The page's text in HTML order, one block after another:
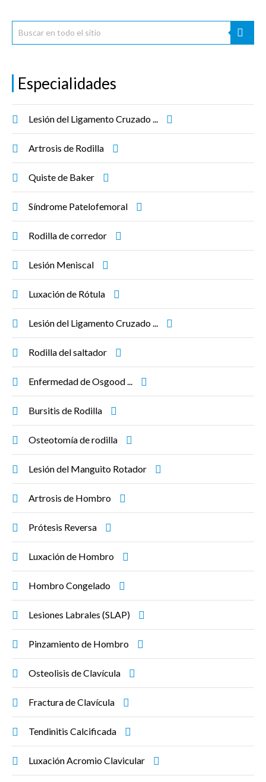
Especialidades
Lesión del Ligamento Cruzado ...
Artrosis de Rodilla
Quiste de Baker
Síndrome Patelofemoral
Rodilla de corredor
Lesión Meniscal
Luxación de Rótula
Lesión del Ligamento Cruzado ...
Rodilla del saltador
Enfermedad de Osgood ...
Bursitis de Rodilla
Osteotomía de rodilla
Lesión del Manguito Rotador
Artrosis de Hombro
Prótesis Reversa
Luxación de Hombro
Hombro Congelado
Lesiones Labrales (SLAP)
Pinzamiento de Hombro
Osteolisis de Clavícula
Fractura de Clavícula
Tendinitis Calcificada
Luxación Acromio Clavicular